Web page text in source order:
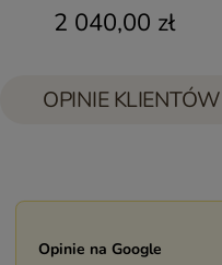
2 040,00 zł
OPINIE
Opinie na Google
Maryla Maj